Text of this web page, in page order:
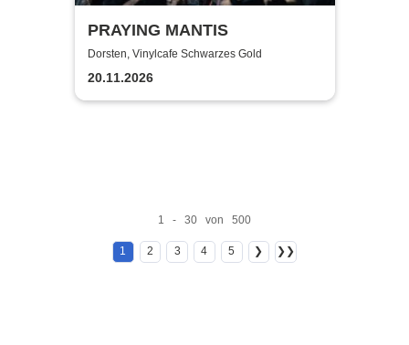
PRAYING MANTIS
Dorsten, Vinylcafe Schwarzes Gold
20.11.2026
1 - 30 von 500
1 2 3 4 5 ❯ ❯❯